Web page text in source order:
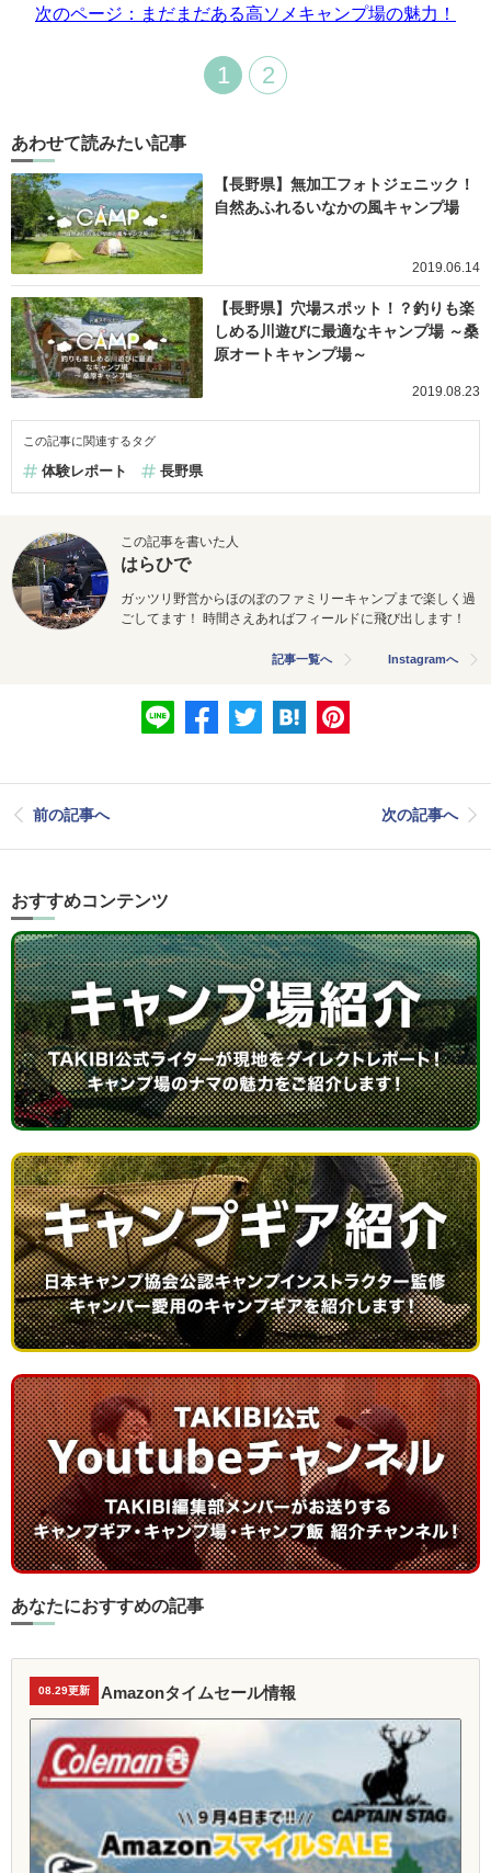
次のページ：まだまだある高ソメキャンプ場の魅力！
1 2
あわせて読みたい記事
【長野県】無加工フォトジェニック！
自然あふれるいなかの風キャンプ場
2019.06.14
【長野県】穴場スポット！？釣りも楽
しめる川遊びに最適なキャンプ場 ～桑
原オートキャンプ場～
2019.08.23
この記事に関連するタグ
体験レポート 長野県
この記事を書いた人
はらひで
ガッツリ野営からほのぼのファミリーキャンプまで楽しく過
ごしてます！ 時間さえあればフィールドに飛び出します！
記事一覧へ Instagramへ
前の記事へ 次の記事へ
おすすめコンテンツ
あなたにおすすめの記事
08.29更新 Amazonタイムセール情報